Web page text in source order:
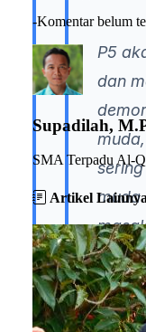
P5
dan
muda
-Komentar belum
Supadilah,
SMA Terpadu Al-
Artikel